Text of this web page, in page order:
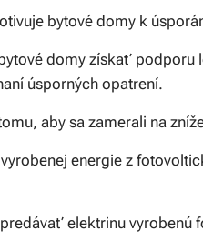
bytové domy k
domy získať podporu
úsporných opatrení.
aby sa zamerali na
energie z
elektrinu vyrobenú